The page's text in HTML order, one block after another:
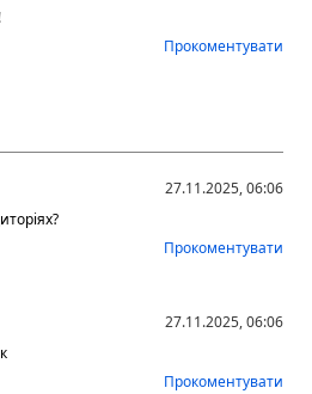
Прокоментувати
27.11.2025, 06:06
Прокоментувати
27.11.2025, 06:06
Прокоментувати